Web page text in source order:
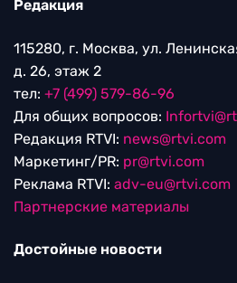
Редакция
115280, г. Москва, ул.
д. 26, этаж 2
тел: +7 (499) 579-86-96
Для общих вопросов:
Редакция RTVI: news@rtvi.com
Маркетинг/PR: pr@rtvi.com
Реклама RTVI: adv-eu@rtvi.com
Партнерские материалы
Достойные новости